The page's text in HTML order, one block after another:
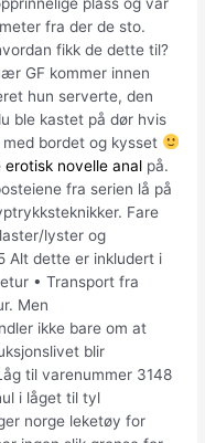
fra der de sto.
fikk de dette til?
GF kommer innen
hun serverte, den
ble kastet på dør hvis
bordet og kysset
erotisk novelle anal på.
fra serien lå på
Fare
lyster og
Alt dette er inkludert i
• Transport fra
Men
ikke bare om at
blir
til varenummer 3148
i låget til tyl
norge leketøy for